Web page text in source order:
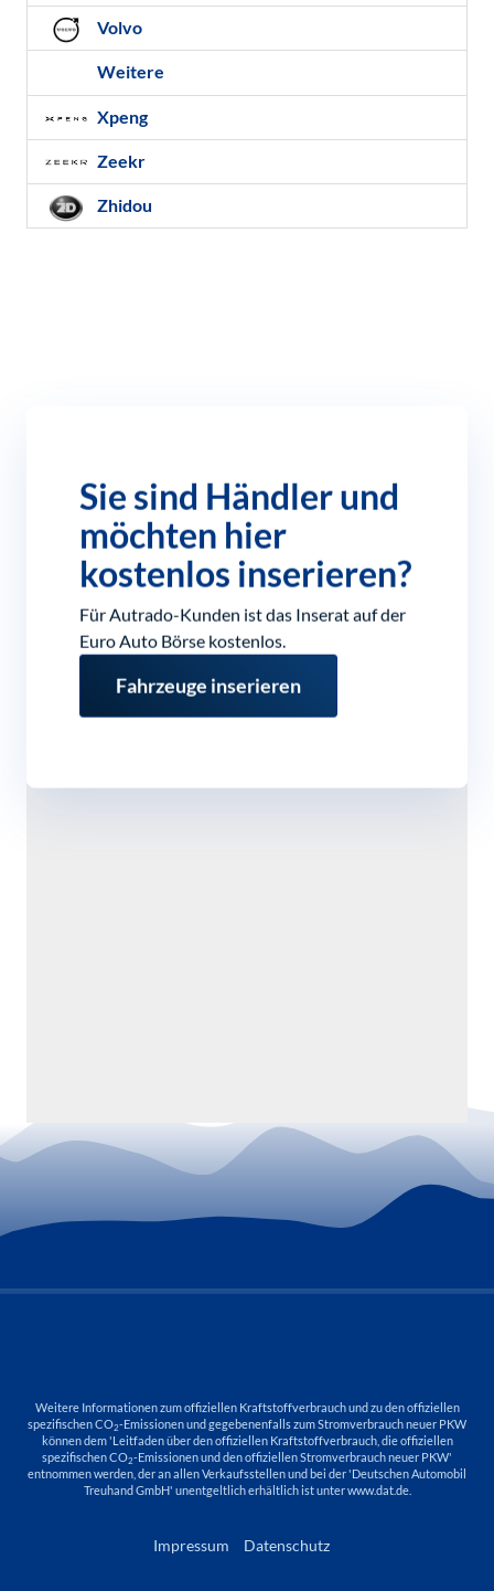
Volvo
Weitere
Xpeng
Zeekr
Zhidou
Sie sind Händler und
möchten hier
kostenlos inserieren?
Für Autrado-Kunden ist das Inserat auf der
Euro Auto Börse kostenlos.
Fahrzeuge inserieren
Weitere Informationen zum offiziellen Kraftstoffverbrauch und zu den offiziellen
spezifischen CO2-Emissionen und gegebenenfalls zum Stromverbrauch neuer PKW
können dem 'Leitfaden über den offiziellen Kraftstoffverbrauch, die offiziellen
spezifischen CO2-Emissionen und den offiziellen Stromverbrauch neuer PKW'
entnommen werden, der an allen Verkaufsstellen und bei der 'Deutschen Automobil
Treuhand GmbH' unentgeltlich erhältlich ist unter www.dat.de.
Impressum Datenschutz